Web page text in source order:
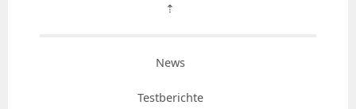
⇡
News
Testberichte